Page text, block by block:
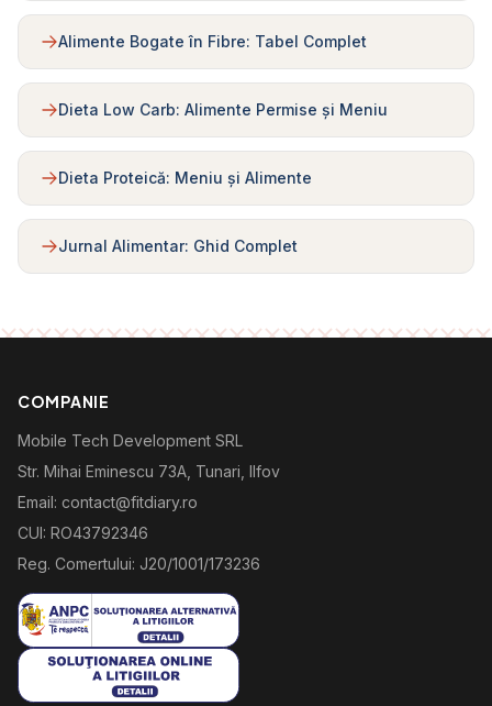
Alimente Bogate în Fibre: Tabel Complet
Dieta Low Carb: Alimente Permise și Meniu
Dieta Proteică: Meniu și Alimente
Jurnal Alimentar: Ghid Complet
COMPANIE
Mobile Tech Development SRL
Str. Mihai Eminescu 73A, Tunari, Ilfov
Email: contact@fitdiary.ro
CUI: RO43792346
Reg. Comertului: J20/1001/173236